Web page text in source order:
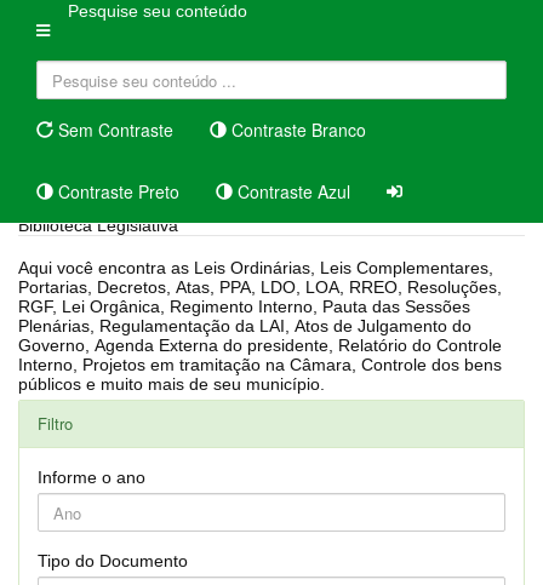
Pesquise seu conteúdo
Sem Contraste Contraste Branco
Contraste Preto Contraste Azul
Biblioteca Legislativa
Aqui você encontra as Leis Ordinárias, Leis Complementares,
Portarias, Decretos, Atas, PPA, LDO, LOA, RREO, Resoluções,
RGF, Lei Orgânica, Regimento Interno, Pauta das Sessões
Plenárias, Regulamentação da LAI, Atos de Julgamento do
Governo, Agenda Externa do presidente, Relatório do Controle
Interno, Projetos em tramitação na Câmara, Controle dos bens
públicos e muito mais de seu município.
Filtro
Informe o ano
Tipo do Documento